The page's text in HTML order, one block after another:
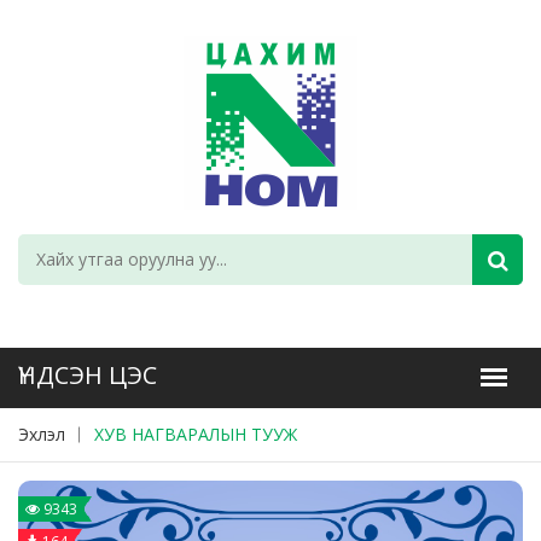
Эхлэл ХУВ НАГВАРАЛЫН ТУУЖ
9343